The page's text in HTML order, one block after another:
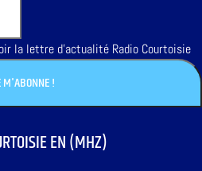
la lettre d'actualité Radio Courtoisie
EN (MHZ)